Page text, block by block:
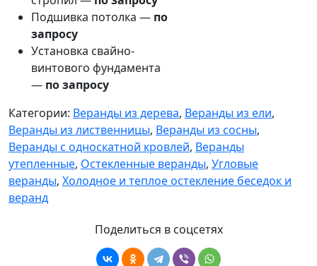
Подшивка потолка — по
запросу
Установка свайно-
винтового фундамента
— по запросу
Категории: Веранды из дерева, Веранды из ели,
Веранды из лиственницы, Веранды из сосны,
Веранды с односкатной кровлей, Веранды
утепленные, Остекленные веранды, Угловые
веранды, Холодное и теплое остекление беседок и
веранд
Поделиться в соцсетях